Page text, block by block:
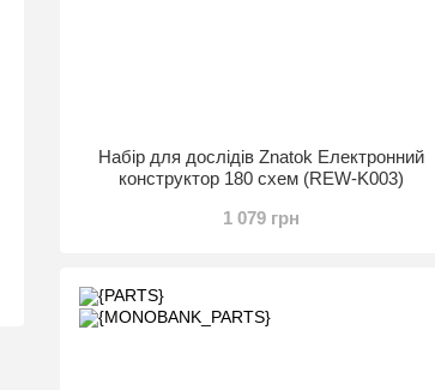
Набір для дослідів Znatok Електронний
конструктор 180 схем (REW-K003)
1 079 грн